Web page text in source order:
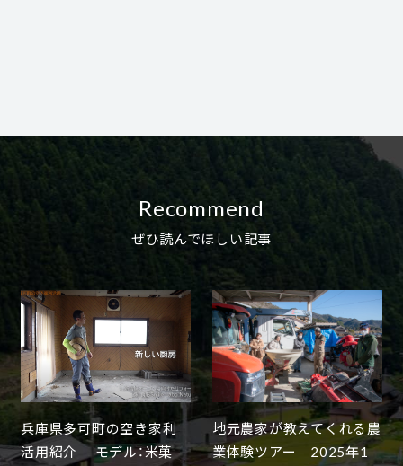
Recommend
ぜひ読んでほしい記事
兵庫県多可町の空き家利
活用紹介 モデル：米菓
地元農家が教えてくれる農
業体験ツアー 2025年1